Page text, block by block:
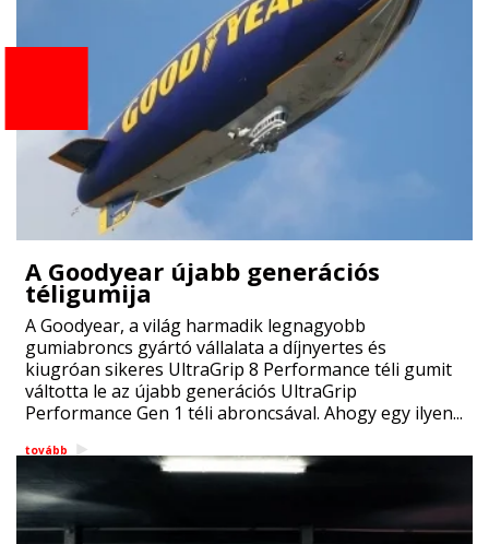
A Goodyear újabb generációs
téligumija
A Goodyear, a világ harmadik legnagyobb
gumiabroncs gyártó vállalata a díjnyertes és
kiugróan sikeres UltraGrip 8 Performance téli gumit
váltotta le az újabb generációs UltraGrip
Performance Gen 1 téli abroncsával. Ahogy egy ilyen...
tovább